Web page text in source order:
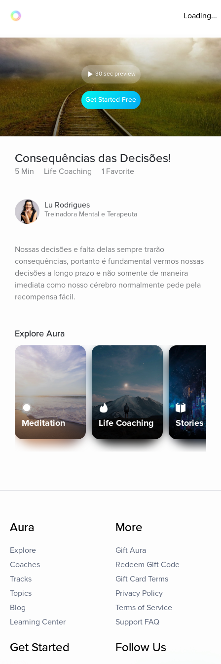
Loading...
30 sec preview
Get Started Free
Consequências das Decisões!
5 Min Life Coaching 1 Favorite
Lu Rodrigues
Treinadora Mental e Terapeuta
Nossas decisões e falta delas sempre trarão
consequências, portanto é fundamental vermos nossas
decisões a longo prazo e não somente de maneira
imediata como nosso cérebro normalmente pede pela
recompensa fácil.
Explore Aura
Meditation Life Coaching Stories
Aura
Explore
Coaches
Tracks
Topics
Blog
Learning Center
More
Gift Aura
Redeem Gift Code
Gift Card Terms
Privacy Policy
Terms of Service
Support FAQ
Get Started Follow Us